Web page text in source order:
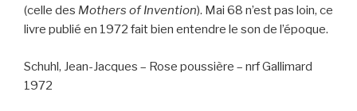
(celle des Mothers of Invention). Mai 68 n’est pas loin, ce
livre publié en 1972 fait bien entendre le son de l’époque.
Schuhl, Jean-Jacques – Rose poussière – nrf Gallimard
1972